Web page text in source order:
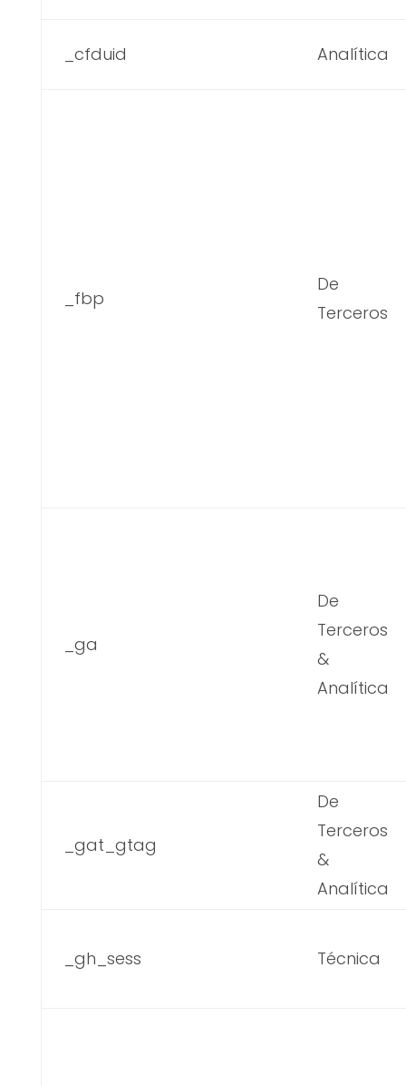
_cfduid Analítica
_fbp
De
Terceros
_ga
De
Terceros
&
Analítica
_gat_gtag
De
Terceros
&
Analítica
_gh_sess Técnica